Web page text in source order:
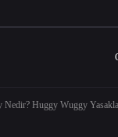
Huggy Wuggy